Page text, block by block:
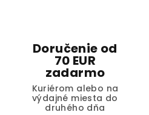
Doručenie od
70 EUR
zadarmo
Kuriérom alebo na
výdajné miesta do
druhého dňa